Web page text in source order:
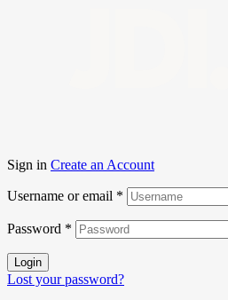
Sign in Create an Account
Username or email *
Password *
Login
Lost your password?